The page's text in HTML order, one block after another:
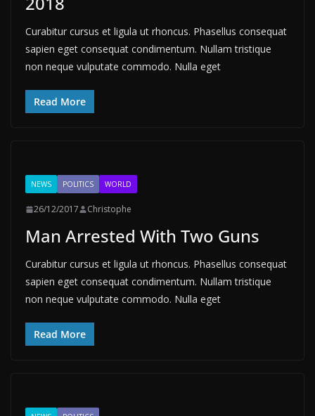
Curabitur cursus et ligula ut rhoncus. Phasellus consequat
sapien eget consequat condimentum. Nullam tristique
non neque vulputate commodo. Nulla eget
Read More
NEWS POLITICS WORLD
26/12/2017 Christophe
Man Arrested With Two Guns
Curabitur cursus et ligula ut rhoncus. Phasellus consequat
sapien eget consequat condimentum. Nullam tristique
non neque vulputate commodo. Nulla eget
Read More